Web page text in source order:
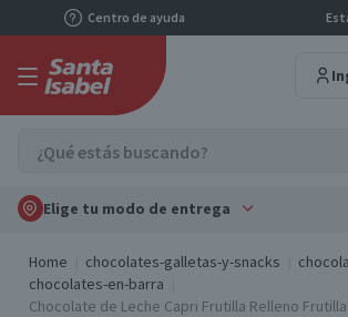
Centro de ayuda
Elige tu modo de entrega
Home chocolates-galletas-y-snacks
chocolates-en-barra
Chocolate de Leche Capri Frutilla Relleno